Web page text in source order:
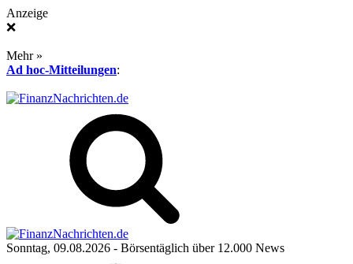
Anzeige
❌
Mehr »
Ad hoc-Mitteilungen:
Sonntag, 09.08.2026 - Börsentäglich über 12.000 News